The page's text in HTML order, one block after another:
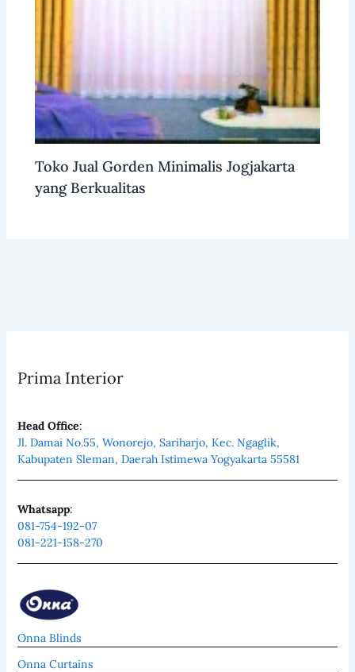
Toko Jual Gorden Minimalis Jogjakarta
yang Berkualitas
Prima Interior
Head Office:
Jl. Damai No.55, Wonorejo, Sariharjo, Kec. Ngaglik,
Kabupaten Sleman, Daerah Istimewa Yogyakarta 55581
Whatsapp:
081-754-192-07
081-221-158-270
Onna Blinds
Onna Curtains